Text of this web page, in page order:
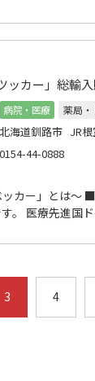
ッカー」総輸
病院・医療
薬局・
北海道釧路市 JR根
0154-44-0888
カー」とは～
。 医療先進国
3 4